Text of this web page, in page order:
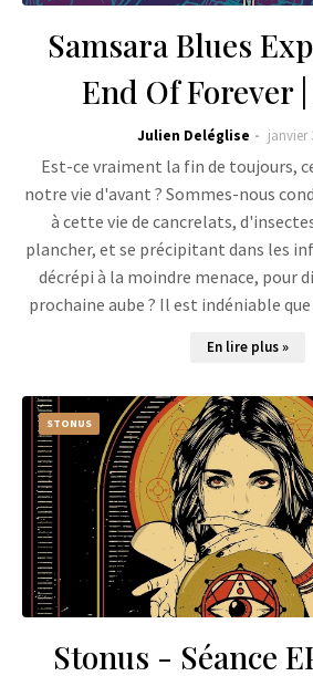
Samsara Blues
End Of Forever
Julien Deléglise janvier
Est-ce vraiment la fin de toujours,
notre vie d'avant ? Sommes-nous
à cette vie de cancrelats,
plancher, et se précipitant dans les
décrépi à la moindre menace, pour
prochaine aube ? Il est indéniable
En lire plus »
STONUS
Stonus - Séance